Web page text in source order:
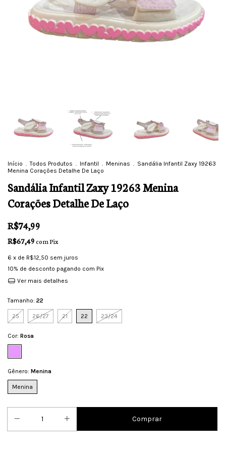
Início . Todos Produtos . Infantil . Meninas . Sandália Infantil Zaxy 19263
Menina Corações Detalhe De Laço
Sandália Infantil Zaxy 19263 Menina
Corações Detalhe De Laço
R$74,99
R$67,49comPix
6 x de R$12,50 sem juros
10% de desconto pagando com Pix
Ver mais detalhes
Tamanho: 22
25 26/27 21 22 23/24
Cor: Rosa
Gênero: Menina
Menina